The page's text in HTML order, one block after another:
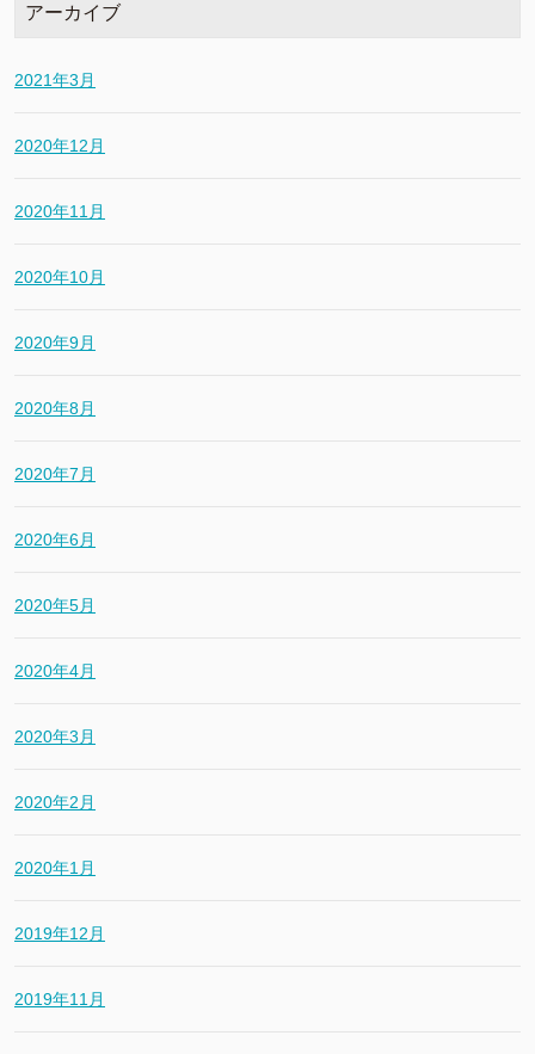
アーカイブ
2021年3月
2020年12月
2020年11月
2020年10月
2020年9月
2020年8月
2020年7月
2020年6月
2020年5月
2020年4月
2020年3月
2020年2月
2020年1月
2019年12月
2019年11月